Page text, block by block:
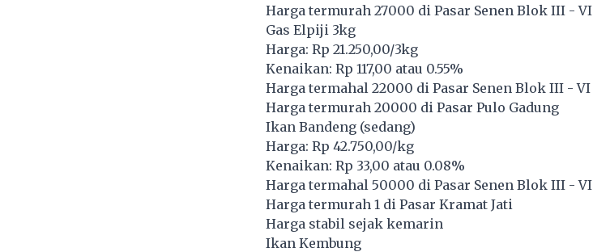
Harga termurah 27000 di Pasar Senen Blok III - VI
Gas Elpiji 3kg
Harga: Rp 21.250,00/3kg
Kenaikan: Rp 117,00 atau 0.55%
Harga termahal 22000 di Pasar Senen Blok III - VI
Harga termurah 20000 di Pasar Pulo Gadung
Ikan Bandeng (sedang)
Harga: Rp 42.750,00/kg
Kenaikan: Rp 33,00 atau 0.08%
Harga termahal 50000 di Pasar Senen Blok III - VI
Harga termurah 1 di Pasar Kramat Jati
Harga stabil sejak kemarin
Ikan Kembung